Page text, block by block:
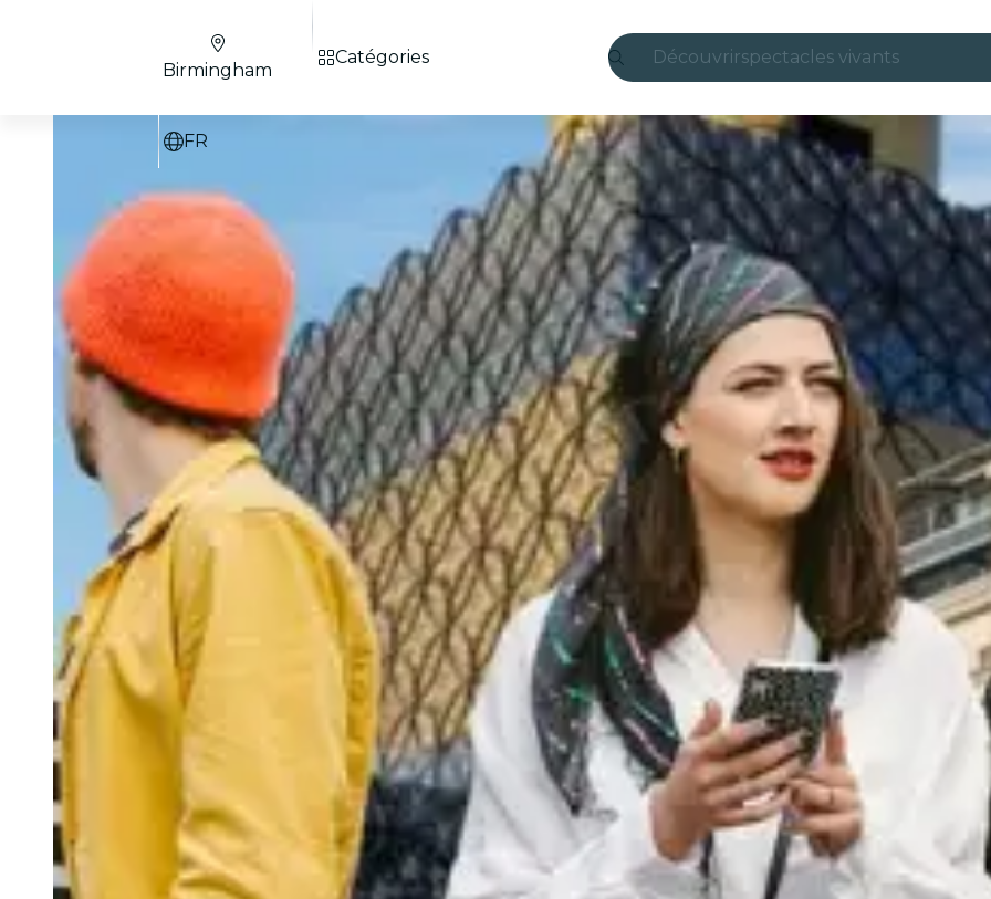
Découvrirspectacles vivants
Candlelight
Londres
expériences et villes
São Paulo
expositions
Séoul
visites urbaines
concerts
restaurants
cinéma
Birmingham
FR
Catégories